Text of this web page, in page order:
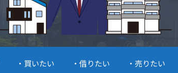
買いたい 借りたい 売りたい